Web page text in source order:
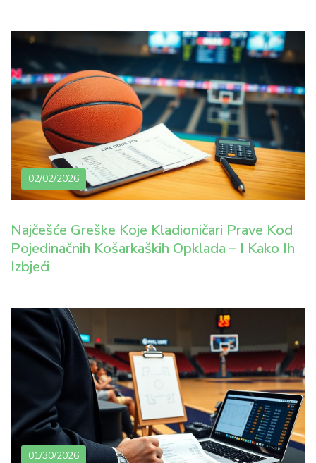
02/02/2026
Najčešće Greške Koje Kladioničari Prave Kod
Pojedinačnih Košarkaških Opklada – I Kako Ih
Izbjeći
01/30/2026